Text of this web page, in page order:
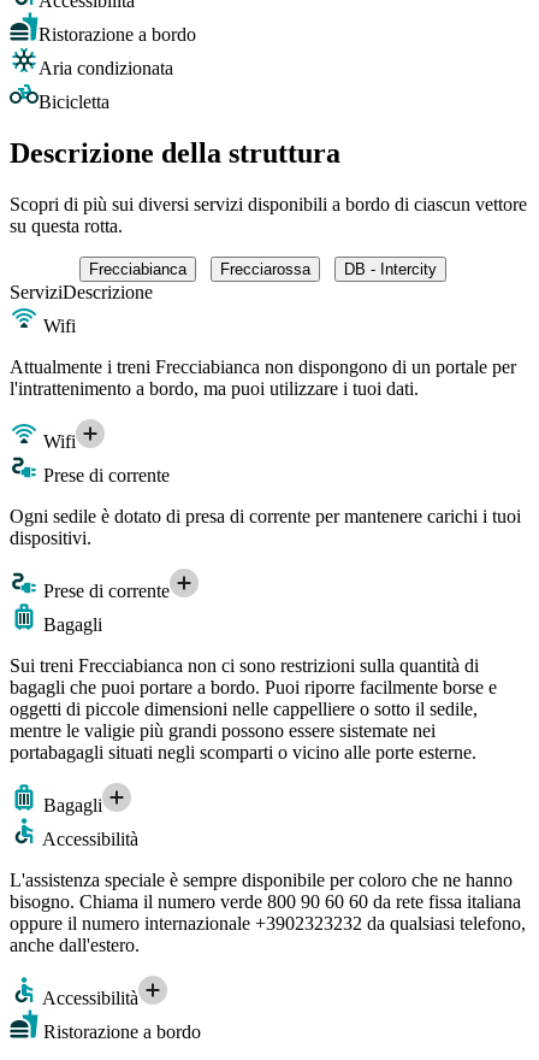
Ristorazione a bordo
Aria condizionata
Bicicletta
Descrizione della struttura
Scopri di più sui diversi servizi disponibili a bordo di ciascun vettore
su questa rotta.
Frecciabianca Frecciarossa DB - Intercity
ServiziDescrizione
Wifi
Attualmente i treni Frecciabianca non dispongono di un portale per
l'intrattenimento a bordo, ma puoi utilizzare i tuoi dati.
Wifi
Prese di corrente
Ogni sedile è dotato di presa di corrente per mantenere carichi i tuoi
dispositivi.
Prese di corrente
Bagagli
Sui treni Frecciabianca non ci sono restrizioni sulla quantità di
bagagli che puoi portare a bordo. Puoi riporre facilmente borse e
oggetti di piccole dimensioni nelle cappelliere o sotto il sedile,
mentre le valigie più grandi possono essere sistemate nei
portabagagli situati negli scomparti o vicino alle porte esterne.
Bagagli
Accessibilità
L'assistenza speciale è sempre disponibile per coloro che ne hanno
bisogno. Chiama il numero verde 800 90 60 60 da rete fissa italiana
oppure il numero internazionale +3902323232 da qualsiasi telefono,
anche dall'estero.
Accessibilità
Ristorazione a bordo